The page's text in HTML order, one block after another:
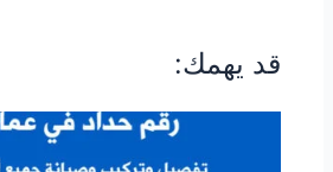
قد يهمك: